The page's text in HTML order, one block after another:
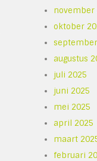
november
oktober
augustus
juli 2025
juni 2025
mei 2025
april 2025
maart
februari